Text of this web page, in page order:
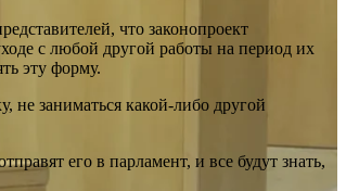
что законопроект
с любой другой работы на период их
эту форму.
не заниматься какой-либо другой
его в парламент, и все будут знать,